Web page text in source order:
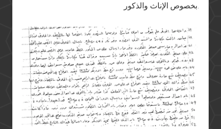
بخصوص الإناث والذكور.